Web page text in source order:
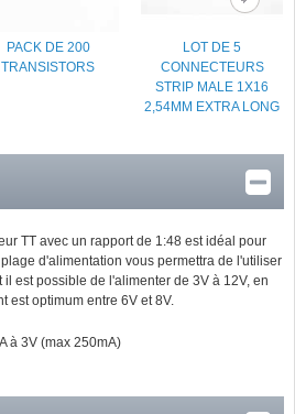
PACK DE 200
TRANSISTORS
LOT DE 5
CONNECTEURS
STRIP MALE 1X16
2,54MM EXTRA LONG
TT avec un rapport de 1:48 est idéal pour
d'alimentation vous permettra de l'utiliser
est possible de l'alimenter de 3V à 12V, en
est optimum entre 6V et 8V.
à 3V (max 250mA)